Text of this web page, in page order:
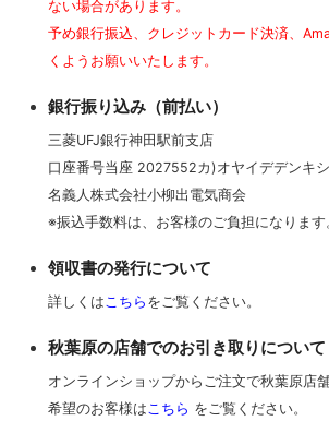
ノイズキャンセリング電磁波吸収材
はんだ関連
その他アクセサリー
ない場合があります。
予め銀行振込、クレジットカード決済、
くようお願いいたします。
銀行振り込み（前払い）
三菱UFJ銀行神田駅前支店
口座番号当座 2027552カ)オヤイデデンキ
名義人株式会社小柳出電気商会
※振込手数料は、お客様のご負担になります
領収書の発行について
詳しくはこちら をご覧ください。
秋葉原の店舗でのお引き取りについて
オンラインショップからご注文で秋葉原店
希望のお客様はこちら をご覧ください。